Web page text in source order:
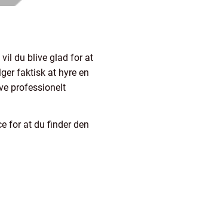
du blive glad for at
faktisk at hyre en
professionelt
for at du finder den